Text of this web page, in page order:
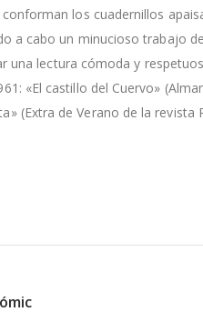
los cuadernillos
a cabo un minucioso trabajo
lectura cómoda y
«El castillo del Cuervo»
(Extra de Verano de la